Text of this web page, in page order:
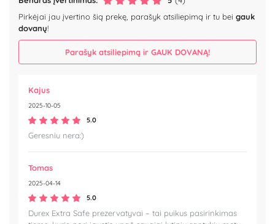
Pirkėjai jau įvertino šią prekę, parašyk atsiliepimą ir tu bei gauk
dovanų!
Parašyk atsiliepimą ir GAUK DOVANĄ!
Kajus
2025-10-05
5.0
Geresniu nera:)
Tomas
2025-04-14
5.0
Durex Extra Safe prezervatyvai – tai puikus pasirinkimas